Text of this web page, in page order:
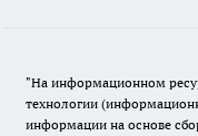
"На информационном
технологии
информации на основе